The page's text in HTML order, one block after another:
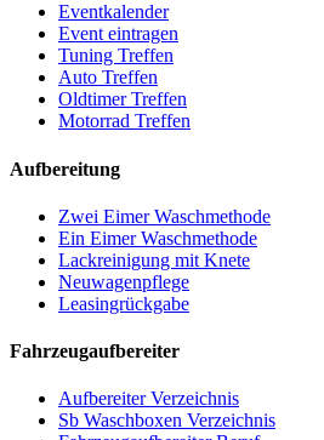
Eventkalender
Event eintragen
Tuning Treffen
Auto Treffen
Oldtimer Treffen
Motorrad Treffen
Aufbereitung
Zwei Eimer Waschmethode
Ein Eimer Waschmethode
Lackreinigung mit Knete
Neuwagenpflege
Leasingrückgabe
Fahrzeugaufbereiter
Aufbereiter Verzeichnis
Sb Waschboxen Verzeichnis